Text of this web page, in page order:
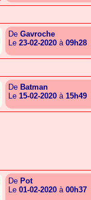
De Gavroche
Le 23-02-2020 à 09h28
De Batman
Le 15-02-2020 à 15h49
De Pot
Le 01-02-2020 à 00h37